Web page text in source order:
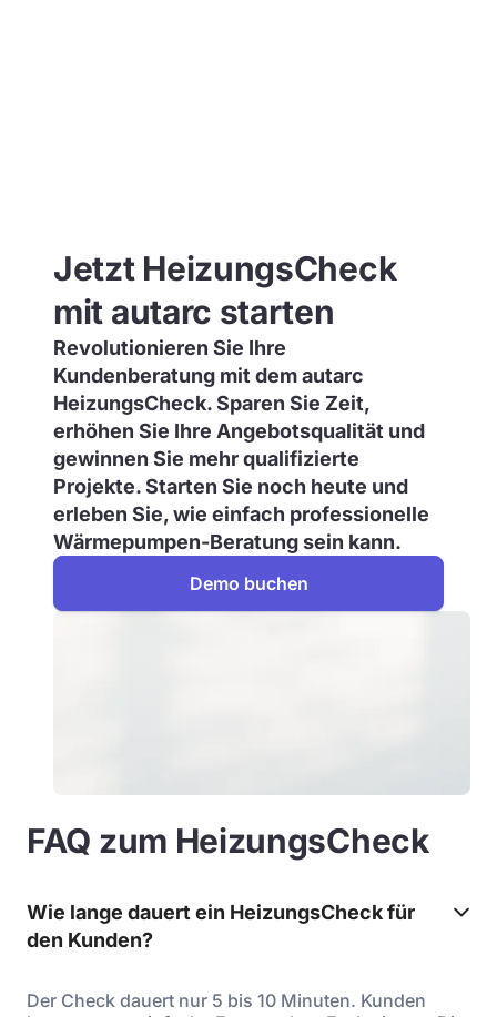
Jetzt HeizungsCheck
mit autarc starten
Revolutionieren Sie Ihre
Kundenberatung mit dem autarc
HeizungsCheck. Sparen Sie Zeit,
erhöhen Sie Ihre Angebotsqualität und
gewinnen Sie mehr qualifizierte
Projekte. Starten Sie noch heute und
erleben Sie, wie einfach professionelle
Wärmepumpen-Beratung sein kann.
Demo buchen
FAQ zum HeizungsCheck
Wie lange dauert ein HeizungsCheck für
den Kunden?
Der Check dauert nur 5 bis 10 Minuten. Kunden